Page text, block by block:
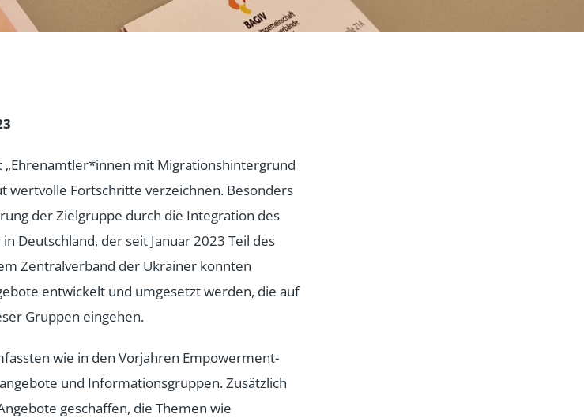
„Ehrenamtler*innen mit Migrationshintergrund
wertvolle Fortschritte verzeichnen. Besonders
der Zielgruppe durch die Integration des
Deutschland, der seit Januar 2023 Teil des
Zentralverband der Ukrainer konnten
entwickelt und umgesetzt werden, die auf
Gruppen eingehen.
wie in den Vorjahren Empowerment-
und Informationsgruppen. Zusätzlich
geschaffen, die Themen wie